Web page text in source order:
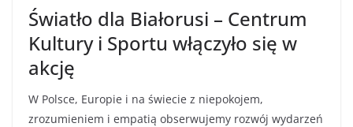
Światło dla Białorusi – Centrum
Kultury i Sportu włączyło się w
akcję
W Polsce, Europie i na świecie z niepokojem,
zrozumieniem i empatią obserwujemy rozwój wydarzeń